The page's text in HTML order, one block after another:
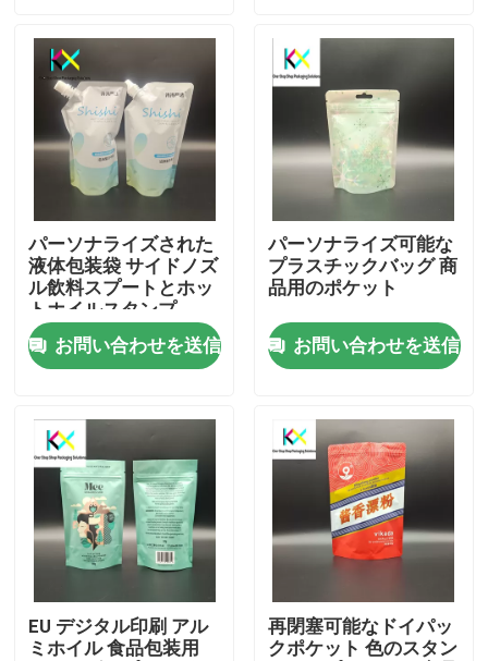
製品
ビデオ
わたしたち に つい て
工場 ツアー
品質管理
連絡 ください
引金 を 求め て ください
プラスチック袋
堆肥化可能な包装袋
パーソナライズされた
液体包装袋 サイドノズ
ル飲料スプートとホッ
トホイルスタンプ
お問い合わせを送信
パーソナライズ可能な
プラスチックバッグ 商
品用のポケット
お問い合わせを送信
EU デジタル印刷 アル
ミホイル 食品包装用
再閉塞可能なドイパッ
クポケット 色のスタン